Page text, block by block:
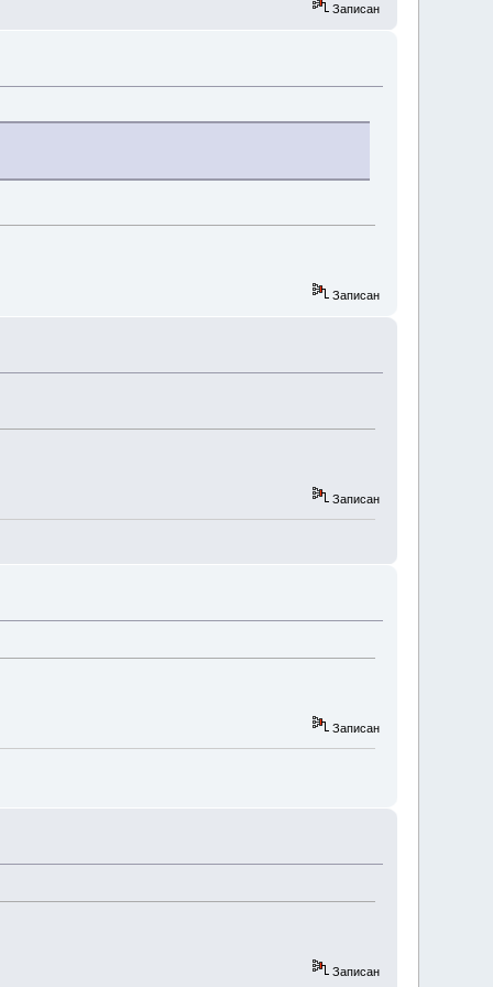
Записан
Записан
Записан
Записан
Записан